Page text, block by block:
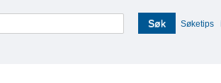
Søk Søketips